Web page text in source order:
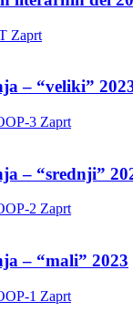
Zaprt
– “veliki”
3 Zaprt
– “srednji”
2 Zaprt
– “mali” 2023
1 Zaprt